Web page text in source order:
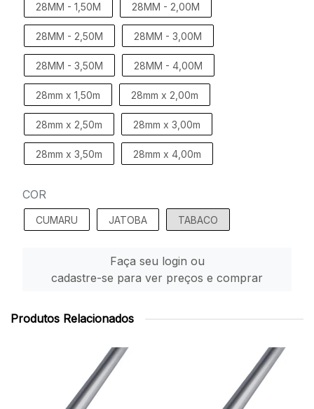
28MM - 1,50M 28MM - 2,00M
28MM - 2,50M 28MM - 3,00M
28MM - 3,50M 28MM - 4,00M
28mm x 1,50m 28mm x 2,00m
28mm x 2,50m 28mm x 3,00m
28mm x 3,50m 28mm x 4,00m
COR
CUMARU JATOBA TABACO
Faça seu login ou
cadastre-se para ver preços e comprar
Produtos Relacionados